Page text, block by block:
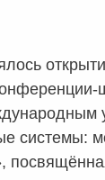
системы: